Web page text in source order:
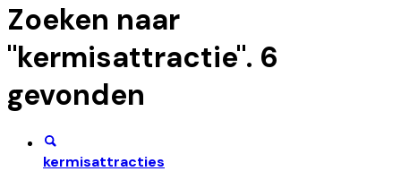
Zoeken naar
"kermisattractie". 6
gevonden
kermisattracties